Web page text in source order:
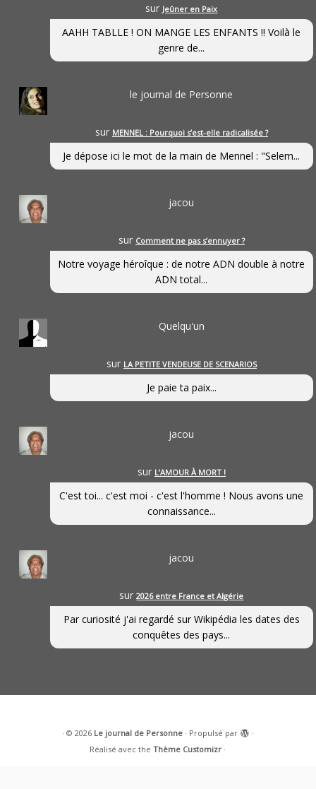
sur Jeûner en Paix
AAHH TABLLE ! ON MANGE LES ENFANTS !! Voilà le
genre de...
le journal de Personne
sur MENNEL : Pourquoi s’est-elle radicalisée ?
Je dépose ici le mot de la main de Mennel : "Selem...
jacou
sur Comment ne pas s’ennuyer ?
Notre voyage héroîque : de notre ADN double à notre
ADN total...
Quelqu'un
sur LA PETITE VENDEUSE DE SCENARIOS
Je paie ta paix...
jacou
sur L’AMOUR À MORT !
C'est toi... c'est moi - c'est l'homme ! Nous avons une
connaissance...
jacou
sur2026 entre France et Algérie
Par curiosité j'ai regardé sur Wikipédia les dates des
conquêtes des pays...
· © 2026 Le journal de Personne· Propulsé par
·
Réalisé avec theThème Customizr ·